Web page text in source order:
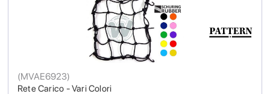
Rete Carico - Vari Colori
(MVAE6923)